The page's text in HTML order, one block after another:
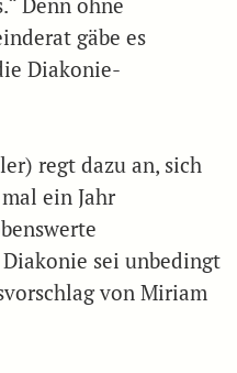
Denn ohne
gäbe es
Diakonie-
regt dazu an, sich
ein Jahr
sei unbedingt
von Miriam